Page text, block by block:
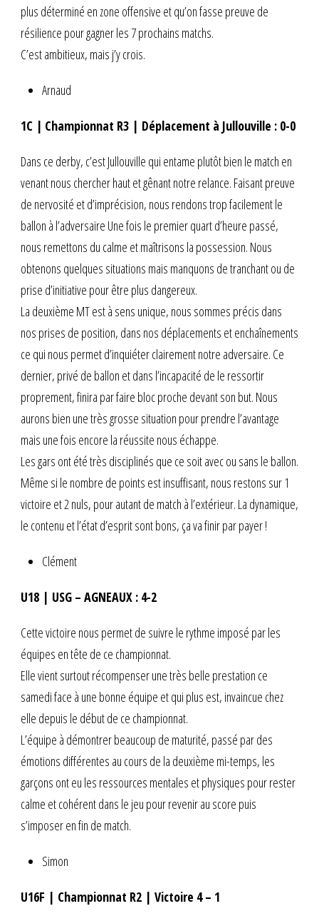
plus déterminé en zone offensive et qu’on fasse preuve de
résilience pour gagner les 7 prochains matchs.
C’est ambitieux, mais j’y crois.
Arnaud
1C | Championnat R3 | Déplacement à Jullouville : 0-0
Dans ce derby, c’est Jullouville qui entame plutôt bien le match en
venant nous chercher haut et gênant notre relance. Faisant preuve
de nervosité et d’imprécision, nous rendons trop facilement le
ballon à l’adversaire Une fois le premier quart d’heure passé,
nous remettons du calme et maîtrisons la possession. Nous
obtenons quelques situations mais manquons de tranchant ou de
prise d’initiative pour être plus dangereux.
La deuxième MT est à sens unique, nous sommes précis dans
nos prises de position, dans nos déplacements et enchaînements
ce qui nous permet d’inquiéter clairement notre adversaire. Ce
dernier, privé de ballon et dans l’incapacité de le ressortir
proprement, finira par faire bloc proche devant son but. Nous
aurons bien une très grosse situation pour prendre l’avantage
mais une fois encore la réussite nous échappe.
Les gars ont été très disciplinés que ce soit avec ou sans le ballon.
Même si le nombre de points est insuffisant, nous restons sur 1
victoire et 2 nuls, pour autant de match à l’extérieur. La dynamique,
le contenu et l’état d’esprit sont bons, ça va finir par payer !
Clément
U18 | USG – AGNEAUX : 4-2
Cette victoire nous permet de suivre le rythme imposé par les
équipes en tête de ce championnat.
Elle vient surtout récompenser une très belle prestation ce
samedi face à une bonne équipe et qui plus est, invaincue chez
elle depuis le début de ce championnat.
L’équipe à démontrer beaucoup de maturité, passé par des
émotions différentes au cours de la deuxième mi-temps, les
garçons ont eu les ressources mentales et physiques pour rester
calme et cohérent dans le jeu pour revenir au score puis
s’imposer en fin de match.
Simon
U16F | Championnat R2 | Victoire 4 – 1